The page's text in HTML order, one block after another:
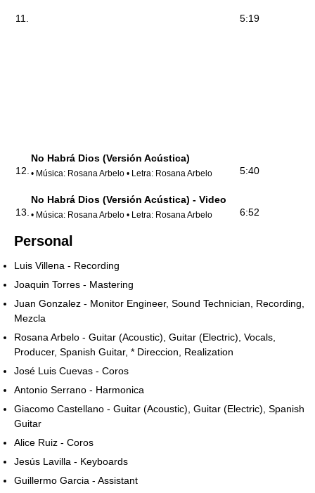
11. 5:19
12.
No Habrá Dios (Versión Acústica)
• Música: Rosana Arbelo • Letra: Rosana Arbelo 5:40
13.
No Habrá Dios (Versión Acústica) - Video
• Música: Rosana Arbelo • Letra: Rosana Arbelo 6:52
Personal
Luis Villena - Recording
Joaquin Torres - Mastering
Juan Gonzalez - Monitor Engineer, Sound Technician, Recording,
Mezcla
Rosana Arbelo - Guitar (Acoustic), Guitar (Electric), Vocals,
Producer, Spanish Guitar, * Direccion, Realization
José Luis Cuevas - Coros
Antonio Serrano - Harmonica
Giacomo Castellano - Guitar (Acoustic), Guitar (Electric), Spanish
Guitar
Alice Ruiz - Coros
Jesús Lavilla - Keyboards
Guillermo Garcia - Assistant